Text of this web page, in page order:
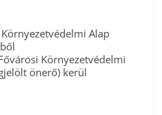
Alap
Környezetvédelmi
önerő) kerül